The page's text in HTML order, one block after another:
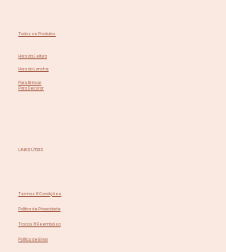
Todos os Produtos
Hora da Leitura
Hora do Lanche
Para Brincar
Para Decorar
LINKS ÚTEIS
Termos & Condições
Política de Privacidade
Trocas & Reembolso
Política de Envio